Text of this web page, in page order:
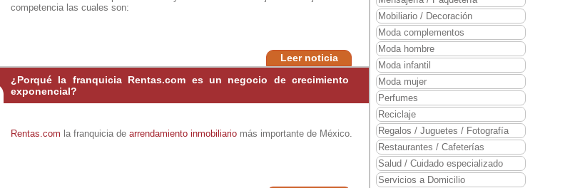
competencia las cuales son:
Leer noticia
¿Porqué la franquicia Rentas.com es un negocio de crecimiento
exponencial?
Rentas.com la franquicia de arrendamiento inmobiliario más importante de México.
Mobiliario / Decoración
Moda complementos
Moda hombre
Moda infantil
Moda mujer
Perfumes
Reciclaje
Regalos / Juguetes / Fotografía
Restaurantes / Cafeterías
Salud / Cuidado especializado
Servicios a Domicilio